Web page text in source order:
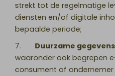
strekt tot de regelmatige
diensten en/of digitale
bepaalde periode;
7. Duurzame
waaronder ook begrepen
consument of